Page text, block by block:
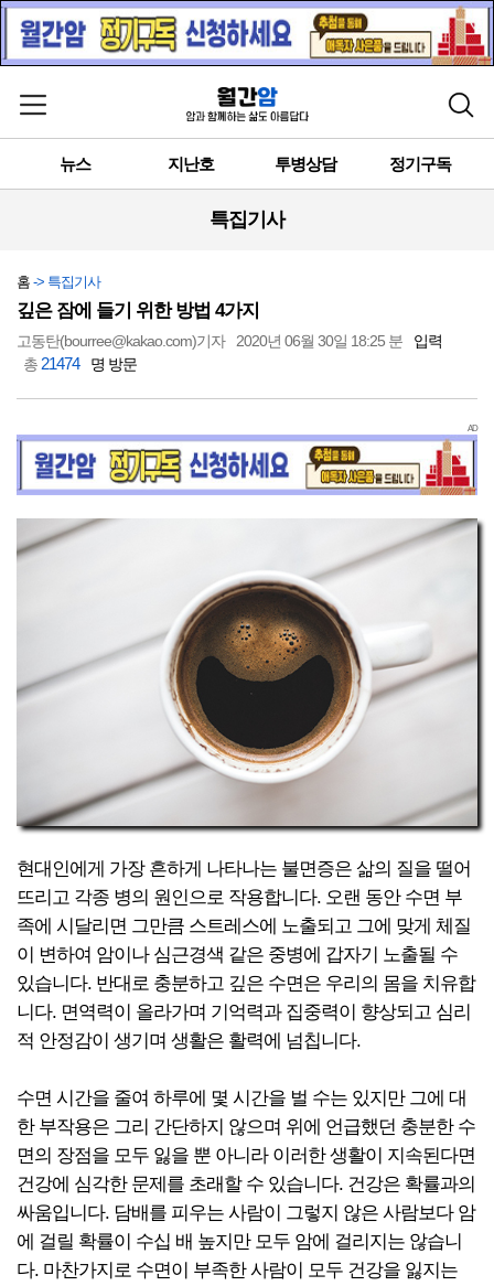
메뉴 열기 검색
뉴스 지난호 투병상담 정기구독
특집기사
홈 -> 특집기사
깊은 잠에 들기 위한 방법 4가지
고동탄(bourree@kakao.com)기자 2020년 06월 30일 18:25 분
입력
총 21474 명 방문
AD
현대인에게 가장 흔하게 나타나는 불면증은 삶의 질을 떨어
뜨리고 각종 병의 원인으로 작용합니다. 오랜 동안 수면 부
족에 시달리면 그만큼 스트레스에 노출되고 그에 맞게 체질
이 변하여 암이나 심근경색 같은 중병에 갑자기 노출될 수
있습니다. 반대로 충분하고 깊은 수면은 우리의 몸을 치유합
니다. 면역력이 올라가며 기억력과 집중력이 향상되고 심리
적 안정감이 생기며 생활은 활력에 넘칩니다.
수면 시간을 줄여 하루에 몇 시간을 벌 수는 있지만 그에 대
한 부작용은 그리 간단하지 않으며 위에 언급했던 충분한 수
면의 장점을 모두 잃을 뿐 아니라 이러한 생활이 지속된다면
건강에 심각한 문제를 초래할 수 있습니다. 건강은 확률과의
싸움입니다. 담배를 피우는 사람이 그렇지 않은 사람보다 암
에 걸릴 확률이 수십 배 높지만 모두 암에 걸리지는 않습니
다. 마찬가지로 수면이 부족한 사람이 모두 건강을 잃지는